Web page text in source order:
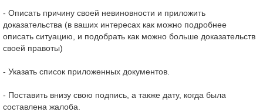
- Описать причину своей невиновности и приложить
доказательства (в ваших интересах как можно подробнее
описать ситуацию, и подобрать как можно больше доказательств
своей правоты)
- Указать список приложенных документов.
- Поставить внизу свою подпись, а также дату, когда была
составлена жалоба.